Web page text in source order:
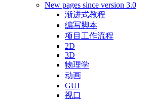
New pages since version 3.0
渐进式教程
编写脚本
项目工作流程
2D
3D
物理学
动画
GUI
视口